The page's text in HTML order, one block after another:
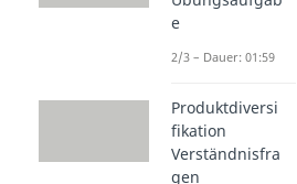
e
2/3 – Dauer: 01:59
Produktdiversi
fikation
Verständnisfra
gen